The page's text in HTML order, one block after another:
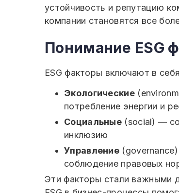
устойчивость и репутацию
компании становятся все
Понимание ESG
ESG факторы включают в
Экологические
потребление энергии и
Социальные (social) —
инклюзию
Управление
соблюдение правовых
Эти факторы стали важными